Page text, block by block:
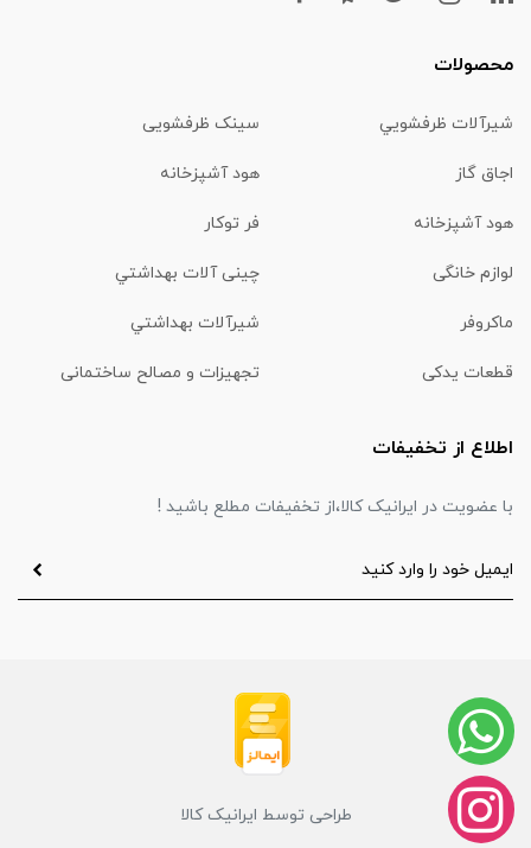
محصولات
شیرآلات ظرفشويي سینک ظرفشویی
اجاق گاز هود آشپزخانه
هود آشپزخانه فر توکار
لوازم خانگی چینی آلات بهداشتي
ماكروفر شیرآلات بهداشتي
قطعات یدکی تجهیزات و مصالح ساختمانی
اطلاع از تخفیفات
با عضویت در ایرانیک کالا،از تخفیفات مطلع باشید !
طراحی توسط ایرانیک کالا